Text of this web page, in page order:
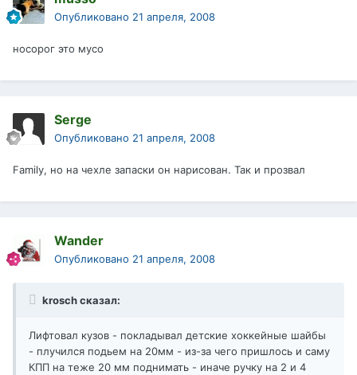
Опубликовано 21 апреля, 2008
носорог это мусо
Serge
Опубликовано 21 апреля, 2008
Family, но на чехле запаски он нарисован. Так и прозвал
Wander
Опубликовано 21 апреля, 2008
krosch сказал:
Лифтовал кузов - покладывал детские хоккейные шайбы
- плучился подьем на 20мм - из-за чего пришлось и саму
КПП на теже 20 мм поднимать - иначе ручку на 2 и 4